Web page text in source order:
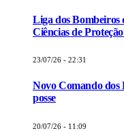
Liga dos Bombeiros
Ciências de
23/07/26 - 22:31
Novo Comando dos
posse
20/07/26 - 11:09